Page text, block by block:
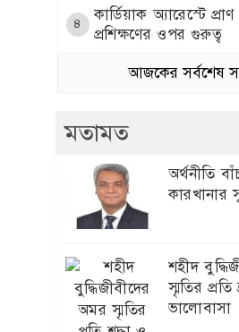
৪
কার্ডিয়াক অ্যারেস্টে
প্রশিক্ষণের ওপর গুরুত্ব
আউটসোর্সিং নিয়োগে অনিয়মের
প্রীতি জিনতার সঙ্গে
ক্রিকেটার ব্রেট লি
৭
এলিট আম্পায়ার সৈকত
৮
৩য় ভাষা শিক্ষায় চীনা
দেওয়া হবে : ইউজিসি
আজকের সর্বশেষ
মতামত
অর্থনীতি
কারখানার
শহীদ
স্মৃতির প্রতি
ভালোবাসা